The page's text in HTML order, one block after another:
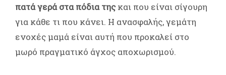
πατά γερά στα πόδια τηςκαι που είναι σίγουρη
για κάθε τι που κάνει. Η ανασφαλής, γεμάτη
ενοχές μαμά είναι αυτή που προκαλεί στο
μωρό πραγματικό άγχος αποχωρισμού.